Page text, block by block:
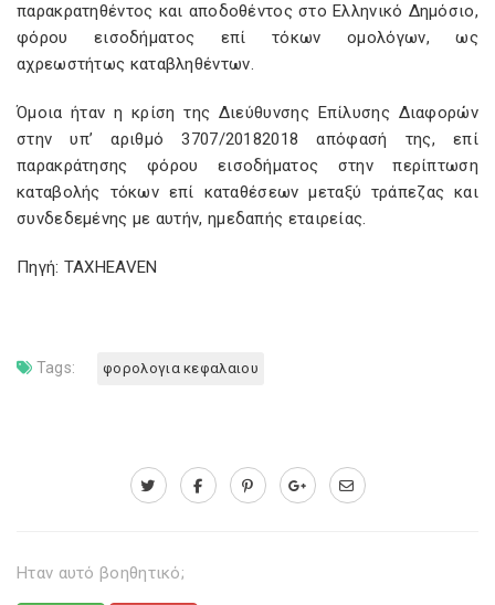
παρακρατηθέντος και αποδοθέντος στο Ελληνικό Δημόσιο,
φόρου εισοδήματος επί τόκων ομολόγων, ως
αχρεωστήτως καταβληθέντων.
Όμοια ήταν η κρίση της Διεύθυνσης Επίλυσης Διαφορών
στην υπ’ αριθμό 3707/20182018 απόφασή της, επί
παρακράτησης φόρου εισοδήματος στην περίπτωση
καταβολής τόκων επί καταθέσεων μεταξύ τράπεζας και
συνδεδεμένης με αυτήν, ημεδαπής εταιρείας.
Πηγή: TAXHEAVEN
Tags: φορολογια κεφαλαιου
Ηταν αυτό βοηθητικό;